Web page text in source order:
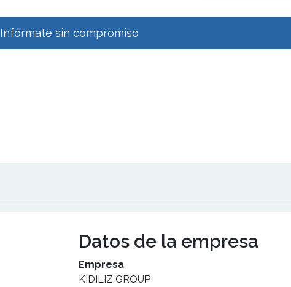
Infórmate sin compromiso
Datos de la empresa
Empresa
KIDILIZ GROUP